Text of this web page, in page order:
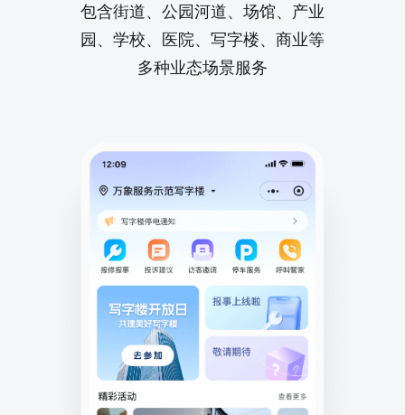
包含街道、公园河道、场馆、产业
园、学校、医院、写字楼、商业等
多种业态场景服务